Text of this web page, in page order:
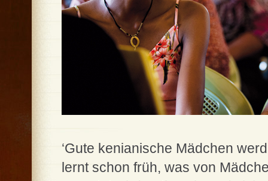
‘Gute kenianische Mädchen
lernt schon früh, was von